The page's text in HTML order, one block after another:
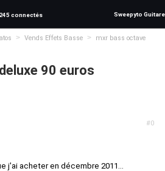
245 connectés Sweepyto Guitare
> Vends Effets Basse >
mxr bass octave
90 euros
#0
j'ai acheter en décembre 2011...